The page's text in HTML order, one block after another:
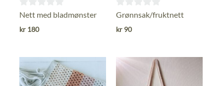
0
ut
Nett med bladmønster
kr 180
0
ut
Grønnsak/fruktnett
kr 90